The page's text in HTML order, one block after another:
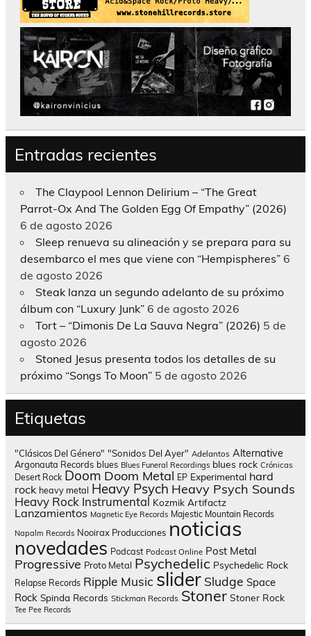
Entradas recientes
The Claypool Lennon Delirium – “The Great
Parrot-Ox And The Golden Egg Of Empathy” (2026)
6 de agosto 2026
Sleep renueva su alineación y se prepara para su
desembarco el mes que viene con “Hempispheres” 6
de agosto 2026
Steak lanza un segundo adelanto de su próximo
álbum con “Luxury Junk” 6 de agosto 2026
Tort – “Dimonis De La Sauva Negra” (2026) 5 de
agosto 2026
Stoned Jesus presenta todos los detalles de su
próximo “Songs To Moon” 5 de agosto 2026
Etiquetas
"Clásicos Del Género" "Sonidos Del Ayer" Adelantos Alternative
Argonauta Records blues Blues Funeral Recordings blues rock Crónicas
Desert Rock Doom Doom Metal EP Experimental hard
rock heavy metal Heavy Psych Heavy Psych Sounds
Heavy Rock Instrumental Kozmik Artifactz
Lanzamientos Magnetic Eye Records Majestic Mountain Records
Napalm Records Nooirax Producciones noticias
novedades Podcast Podcast Online Post Metal
Progressive Proto Metal Psychedelic Psychedelic Rock
Relapse Records Ripple Music slider Sludge Space
Rock Spinda Records Stickman Records Stoner Stoner Rock
Tee Pee Records